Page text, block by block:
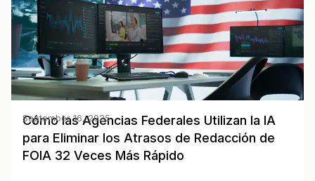
Cómo las Agencias Federales Utilizan la IA
para Eliminar los Atrasos de Redacción de
FOIA 32 Veces Más Rápido
September 16, 2025